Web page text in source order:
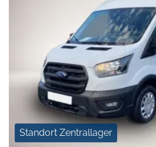
Standort Zentrallager